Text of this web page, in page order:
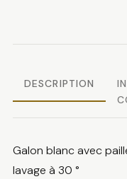
DESCRIPTION
Galon blanc avec
lavage à 30 °